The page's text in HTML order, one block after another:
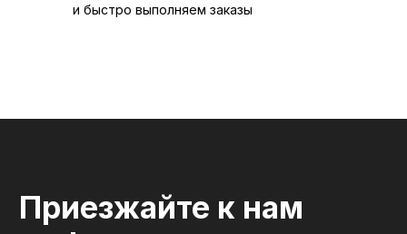
и быстро выполняем заказы
© 2012-2024 гранитная мастерская
Политика конфиденциальности